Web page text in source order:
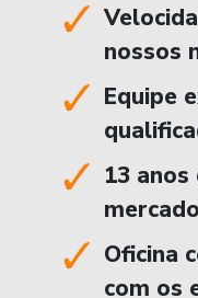
nossos
Equipe
13 anos
Oficina
com os